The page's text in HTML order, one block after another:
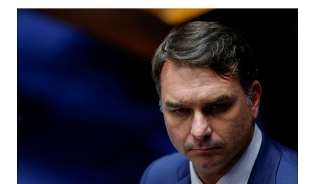
de Contas da União, José Mucio Monteiro Filho, para cargo
no conselho da companhia metalúrgica, após a renúncia de
um indicado anterior do […]